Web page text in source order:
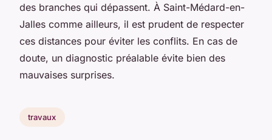
des branches qui dépassent. À Saint-Médard-en-
Jalles comme ailleurs, il est prudent de respecter
ces distances pour éviter les conflits. En cas de
doute, un diagnostic préalable évite bien des
mauvaises surprises.
travaux